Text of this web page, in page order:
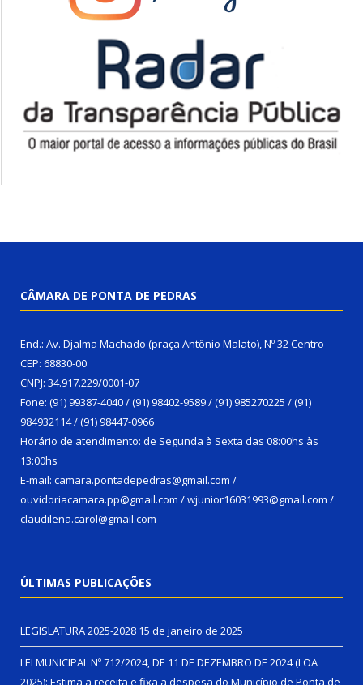
CÂMARA DE PONTA DE PEDRAS
End.: Av. Djalma Machado (praça Antônio Malato), Nº 32 Centro
CEP: 68830-00
CNPJ: 34.917.229/0001-07
Fone: (91) 99387-4040 / (91) 98402-9589 / (91) 985270225 / (91)
984932114 / (91) 98447-0966
Horário de atendimento: de Segunda à Sexta das 08:00hs às
13:00hs
E-mail: camara.pontadepedras@gmail.com /
ouvidoriacamara.pp@gmail.com / wjunior16031993@gmail.com /
claudilena.carol@gmail.com
ÚLTIMAS PUBLICAÇÕES
LEGISLATURA 2025-2028 15 de janeiro de 2025
LEI MUNICIPAL Nº 712/2024, DE 11 DE DEZEMBRO DE 2024 (LOA
2025): Estima a receita e fixa a despesa do Município de Ponta de